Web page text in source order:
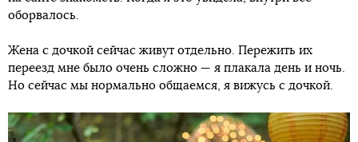
оборвалось.
Жена с дочкой сейчас живут отдельно. Пережить их
переезд мне было очень сложно — я плакала день и ночь.
Но сейчас мы нормально общаемся, я вижусь с дочкой.